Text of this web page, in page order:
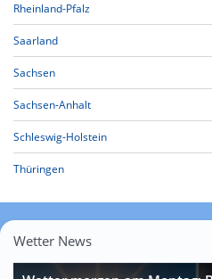
Rheinland-Pfalz
Saarland
Sachsen
Sachsen-Anhalt
Schleswig-Holstein
Thüringen
Wetter News